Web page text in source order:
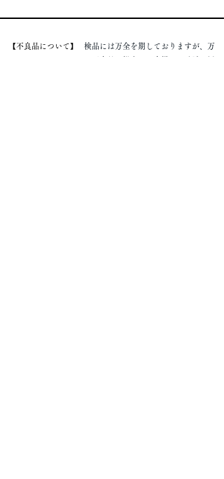
​【不良品について】
​検品には万全を期しておりますが、万